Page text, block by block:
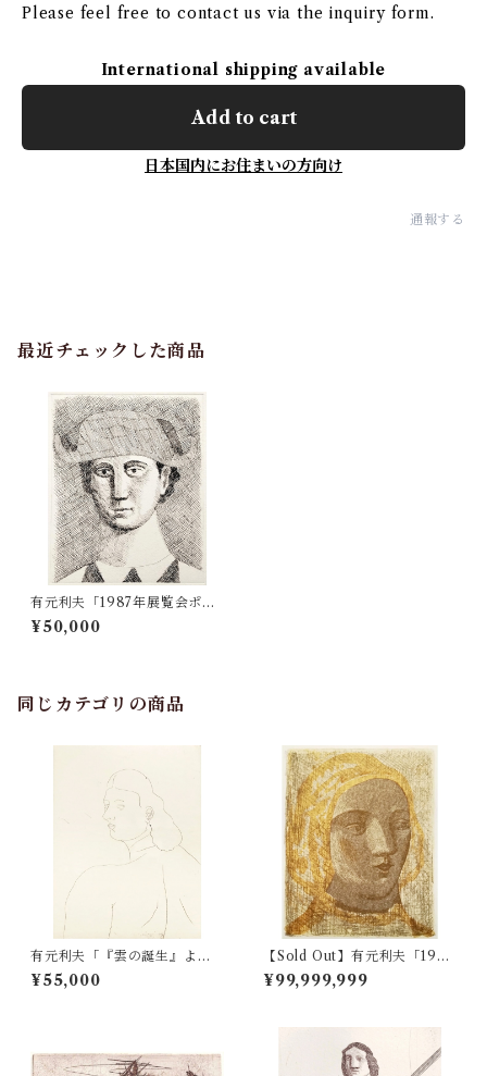
Please feel free to contact us via the inquiry form.
International shipping available
Add to cart
日本国内にお住まいの方向け
通報する
最近チェックした商品
有元利夫「1987年展覧会ポス
ター」
¥50,000
同じカテゴリの商品
有元利夫「『雲の誕生』よ
り Pl.22」
¥55,000
【Sold Out】有元利夫「1984
年展覧会ポスター」
¥99,999,999